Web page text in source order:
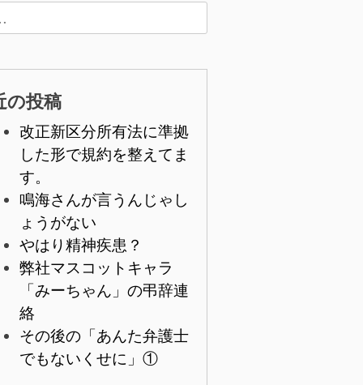
の投稿
改正新区分所有法に準拠
した形で規約を整えてま
す。
鳴海さんが言うんじゃし
ょうがない
やはり精神疾患？
弊社マスコットキャラ
「みーちゃん」の弔辞連
絡
その後の「あんた弁護士
でもないくせに」①